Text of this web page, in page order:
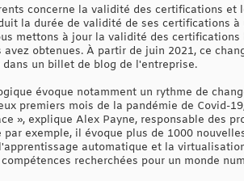
concerne la validité des certifications
la durée de validité de ses certifications
mettons à jour la validité des
obtenues. À partir de juin 2021, ce
un billet de blog de l'entreprise.
évoque notamment un rythme de
premiers mois de la pandémie de Covid-
», explique Alex Payne, responsable des
exemple, il évoque plus de 1000
automatique et la
recherchées pour un monde